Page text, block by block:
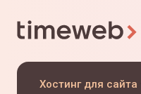
Хостинг для сайта